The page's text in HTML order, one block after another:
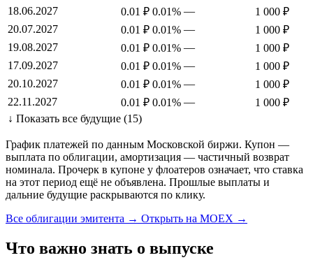
18.06.2027
0.01 ₽ 0.01% —
1 000 ₽
20.07.2027
0.01 ₽ 0.01% —
1 000 ₽
19.08.2027
0.01 ₽ 0.01% —
1 000 ₽
17.09.2027
0.01 ₽ 0.01% —
1 000 ₽
20.10.2027
0.01 ₽ 0.01% —
1 000 ₽
22.11.2027
0.01 ₽ 0.01% —
1 000 ₽
↓ Показать все будущие (15)
График платежей по данным Московской биржи. Купон —
выплата по облигации, амортизация — частичный возврат
номинала. Прочерк в купоне у флоатеров означает, что ставка
на этот период ещё не объявлена. Прошлые выплаты и
дальние будущие раскрываются по клику.
Все облигации эмитента → Открыть на MOEX →
Что важно знать о выпуске